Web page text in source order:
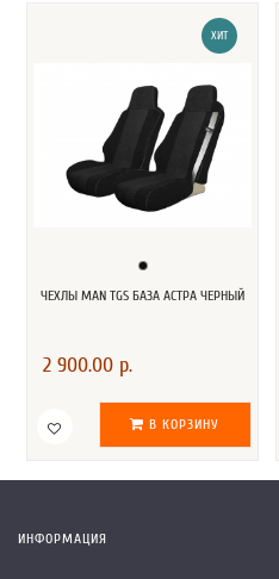
ХИТ
ЧЕХЛЫ MAN TGS БАЗА АСТРА ЧЕРНЫЙ
2 900.00 р.
В КОРЗИНУ
ИНФОРМАЦИЯ